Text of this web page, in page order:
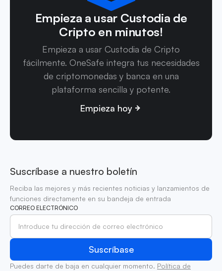
Empieza a usar Custodia de
Cripto en minutos!
Empieza a usar Custodia de Cripto
fácilmente. OneSafe integra tus necesidades
de criptomonedas y banca en una
plataforma sencilla y potente.
Empieza hoy
Suscríbase a nuestro boletín
Reciba las mejores y más recientes noticias y lanzamientos de
funciones directamente en su bandeja de entrada
CORREO ELECTRÓNICO
Puedes darte de baja en cualquier momento. Política de